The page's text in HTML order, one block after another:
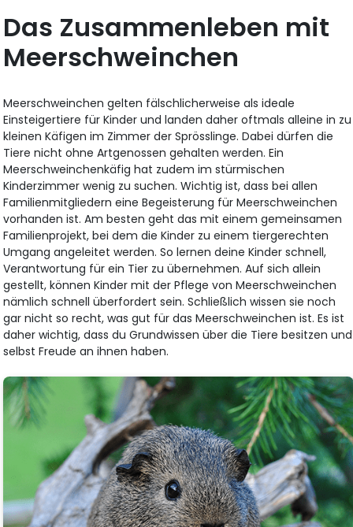
Das Zusammenleben mit
Meerschweinchen
Meerschweinchen gelten fälschlicherweise als ideale
Einsteigertiere für Kinder und landen daher oftmals alleine in zu
kleinen Käfigen im Zimmer der Sprösslinge. Dabei dürfen die
Tiere nicht ohne Artgenossen gehalten werden. Ein
Meerschweinchenkäfig hat zudem im stürmischen
Kinderzimmer wenig zu suchen. Wichtig ist, dass bei allen
Familienmitgliedern eine Begeisterung für Meerschweinchen
vorhanden ist. Am besten geht das mit einem gemeinsamen
Familienprojekt, bei dem die Kinder zu einem tiergerechten
Umgang angeleitet werden. So lernen deine Kinder schnell,
Verantwortung für ein Tier zu übernehmen. Auf sich allein
gestellt, können Kinder mit der Pflege von Meerschweinchen
nämlich schnell überfordert sein. Schließlich wissen sie noch
gar nicht so recht, was gut für das Meerschweinchen ist. Es ist
daher wichtig, dass du Grundwissen über die Tiere besitzen und
selbst Freude an ihnen haben.